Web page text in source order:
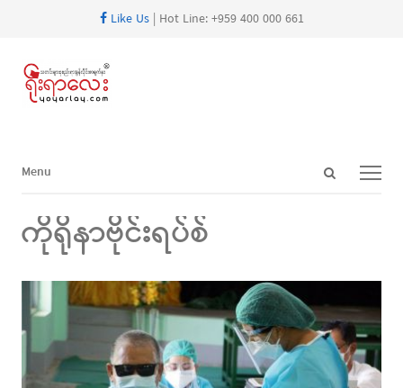
Like Us| Hot Line: +959 400 000 661
Open
Menu
Menu
ကိုရိုနာဗိုင်းရပ်စ်